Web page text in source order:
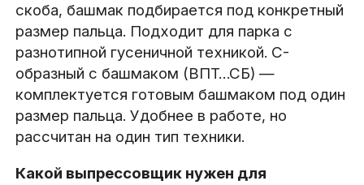
скоба, башмак подбирается под конкретный
размер пальца. Подходит для парка с
разнотипной гусеничной техникой. С-
образный с башмаком (ВПТ…СБ) —
комплектуется готовым башмаком под один
размер пальца. Удобнее в работе, но
рассчитан на один тип техники.
Какой выпрессовщик нужен для